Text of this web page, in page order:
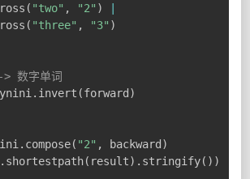
( "two" , "2" )
( "three" , "3" )
数字单词
. invert (forward )
. compose( "2" , backward )
. shortestpath( result) . stringify( ) )